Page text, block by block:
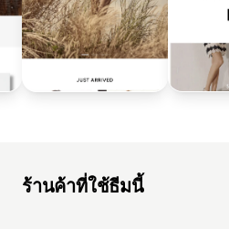
ร้านค้าที่ใช้ธีมนี้